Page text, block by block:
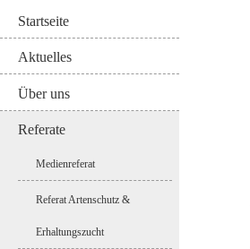
Startseite
Aktuelles
Über uns
Referate
Medienreferat
Referat Artenschutz &
Erhaltungszucht